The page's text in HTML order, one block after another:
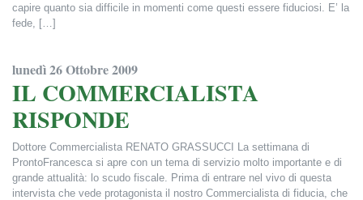
capire quanto sia difficile in momenti come questi essere fiduciosi. E’ la
fede, […]
lunedì 26 Ottobre 2009
IL COMMERCIALISTA
RISPONDE
Dottore Commercialista RENATO GRASSUCCI La settimana di
ProntoFrancesca si apre con un tema di servizio molto importante e di
grande attualità: lo scudo fiscale. Prima di entrare nel vivo di questa
intervista che vede protagonista il nostro Commercialista di fiducia, che